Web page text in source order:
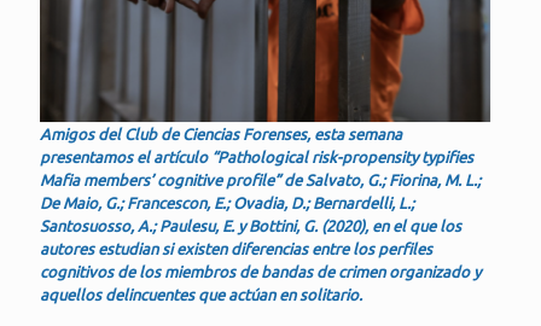
Amigos del Club de Ciencias Forenses, esta semana
presentamos el artículo “Pathological risk-propensity typifies
Mafia members’ cognitive profile” de Salvato, G.; Fiorina, M. L.;
De Maio, G.; Francescon, E.; Ovadia, D.; Bernardelli, L.;
Santosuosso, A.; Paulesu, E. y Bottini, G. (2020), en el que los
autores estudian si existen diferencias entre los perfiles
cognitivos de los miembros de bandas de crimen organizado y
aquellos delincuentes que actúan en solitario.